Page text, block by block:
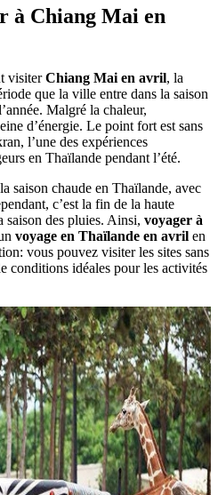
à Chiang Mai en
visiterChiang Mai en avril, la
que la ville entre dans la saison
Malgré la chaleur,
d’énergie. Le point fort est sans
l’une des expériences
en Thaïlande pendant l’été.
saison chaude en Thaïlande, avec
c’est la fin de la haute
saison des pluies. Ainsi, voyager à
voyage en Thaïlande en avril en
vous pouvez visiter les sites sans
conditions idéales pour les activités